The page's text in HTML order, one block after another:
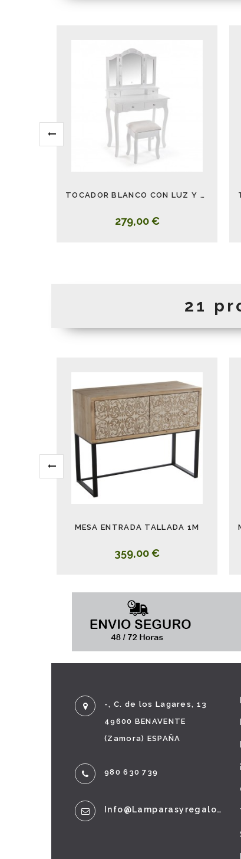
TOCADOR BLANCO CON LUZ Y BANQUETA
279,00 €
21
MESA ENTRADA TALLADA 1M
359,00 €
-, C. de los Lagares, 13
49600 BENAVENTE
(Zamora) ESPAÑA
980 630 739
Info@lamparasyregalos.es